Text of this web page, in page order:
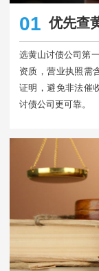
01 优先查
选黄山讨债公司第
资质，营业执照需
证明，避免非法催
讨债公司更可靠。​